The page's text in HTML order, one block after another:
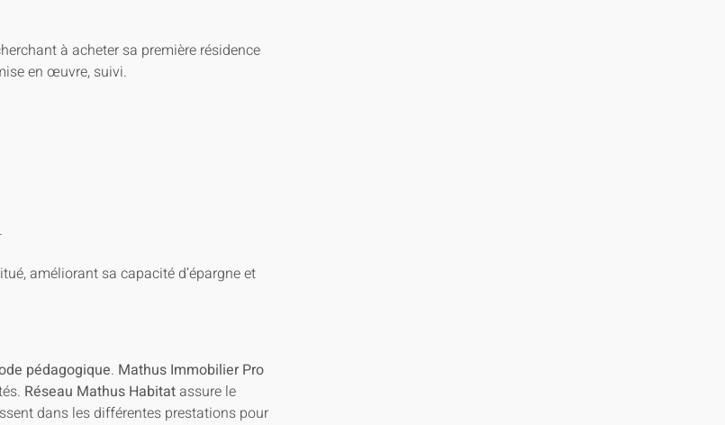
à acheter sa première résidence
en œuvre, suivi.
améliorant sa capacité d’épargne et
pédagogique. Mathus Immobilier Pro
Réseau Mathus Habitatassure le
dans les différentes prestations pour